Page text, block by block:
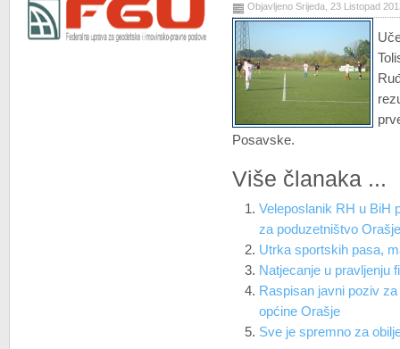
Objavljeno Srijeda, 23 Listopad
Posavske.
Više članaka ...
Veleposlanik RH u BiH
za poduzetništvo
Utrka sportskih pasa,
Natjecanje u pravljenju
Raspisan javni poziv
općine Orašje
Sve je spremno za